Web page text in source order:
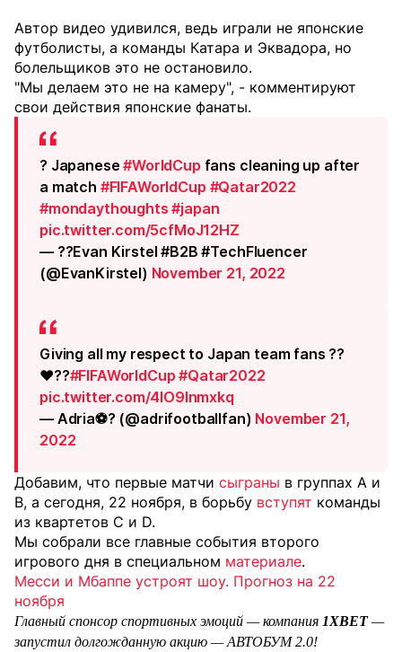
Автор видео удивился, ведь играли не японские
футболисты, а команды Катара и Эквадора, но
болельщиков это не остановило.
"Мы делаем это не на камеру", - комментируют
свои действия японские фанаты.
? Japanese#WorldCup fans cleaning up after
a match #FIFAWorldCup #Qatar2022
#mondaythoughts #japan
pic.twitter.com/5cfMoJ12HZ
— ??Evan Kirstel #B2B #TechFluencer
(@EvanKirstel) November 21, 2022
Giving all my respect to Japan team fans ??
❤️??#FIFAWorldCup #Qatar2022
pic.twitter.com/4IO9lnmxkq
— Adria⚽️? (@adrifootballfan) November 21,
2022
Добавим, что первые матчи сыграны в группах А и
В, а сегодня, 22 ноября, в борьбу вступят команды
из квартетов C и D.
Мы собрали все главные события второго
игрового дня в специальном материале.
Месси и Мбаппе устроят шоу. Прогноз на 22
ноября
Главный спонсор спортивных эмоций — компания 1XBET—
запустил долгожданную акцию — АВТОБУМ 2.0!